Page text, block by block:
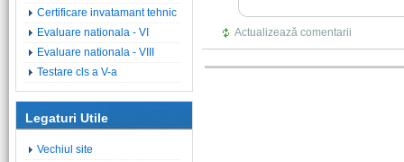
Certificare invatamant tehnic
Evaluare nationala - VI
Evaluare nationala - VIII
Testare cls a V-a
Legaturi Utile
Vechiul site
Actualizează comentarii